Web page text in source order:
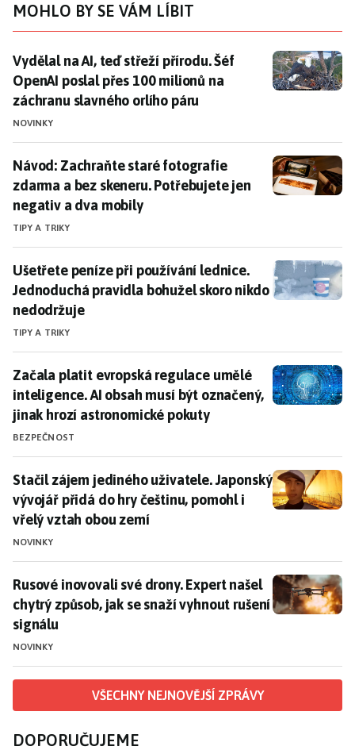
MOHLO BY SE VÁM LÍBIT
Vydělal na AI, teď střeží přírodu. Šéf OpenAI poslal
Vydělal na AI, teď střeží přírodu. Šéf
OpenAI poslal přes 100 milionů na
záchranu slavného orlího páru
NOVINKY
Návod: Zachraňte staré fotografie zdarma a bez
Návod: Zachraňte staré fotografie
zdarma a bez skeneru. Potřebujete jen
negativ a dva mobily
TIPY A TRIKY
Ušetřete peníze při používání lednice. Jednoduchá
Ušetřete peníze při používání lednice.
Jednoduchá pravidla bohužel skoro nikdo
nedodržuje
TIPY A TRIKY
Začala platit evropská regulace umělé inteligence.
Začala platit evropská regulace umělé
inteligence. AI obsah musí být označený,
jinak hrozí astronomické pokuty
BEZPEČNOST
Stačil zájem jediného uživatele. Japonský vývojář
Stačil zájem jediného uživatele. Japonský
vývojář přidá do hry češtinu, pomohl i
vřelý vztah obou zemí
NOVINKY
Rusové inovovali své drony. Expert našel chytrý
Rusové inovovali své drony. Expert našel
chytrý způsob, jak se snaží vyhnout rušení
signálu
NOVINKY
VŠECHNY NEJNOVĚJŠÍ ZPRÁVY
DOPORUČUJEME